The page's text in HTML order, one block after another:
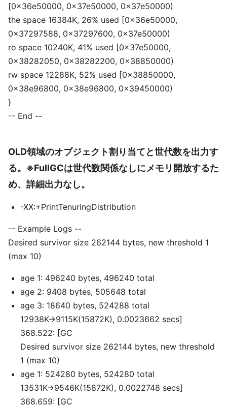
[0x36e50000, 0x37e50000, 0x37e50000)
the space 16384K, 26% used [0x36e50000,
0x37297588, 0x37297600, 0x37e50000)
ro space 10240K, 41% used [0x37e50000,
0x38282050, 0x38282200, 0x38850000)
rw space 12288K, 52% used [0x38850000,
0x38e96800, 0x38e96800, 0x39450000)
}
-- End --
OLD領域のオブジェクト割り当てと世代数を出力す
る。※FullGCは世代数関係なしにメモリ開放するた
め、詳細出力なし。
-XX:+PrintTenuringDistribution
-- Example Logs --
Desired survivor size 262144 bytes, new threshold 1
(max 10)
age 1: 496240 bytes, 496240 total
age 2: 9408 bytes, 505648 total
age 3: 18640 bytes, 524288 total
12938K->9115K(15872K), 0.0023662 secs]
368.522: [GC
Desired survivor size 262144 bytes, new threshold
1 (max 10)
age 1: 524280 bytes, 524280 total
13531K->9546K(15872K), 0.0022748 secs]
368.659: [GC